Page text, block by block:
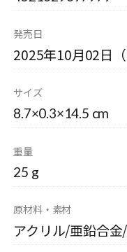
発売日
2025年10月02日
サイズ
8.7×0.3×14.5 cm
重量
25 g
原材料・素材
アクリル/亜鉛合